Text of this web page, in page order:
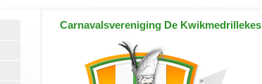
Carnavalsvereniging De Kwikmedrillekes